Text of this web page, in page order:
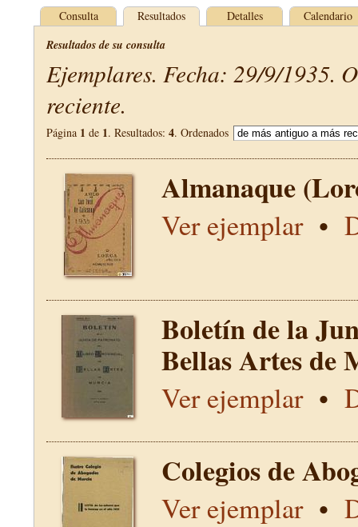
Consulta Resultados Detalles Calendario
Resultados de su consulta
Ejemplares. Fecha: 29/9/1935.
reciente.
Página 1 de 1. Resultados: 4. Ordenados
Almanaque
Ver ejemplar•
Boletín de la
Bellas Artes
Ver ejemplar•
Colegios de
Ver ejemplar•